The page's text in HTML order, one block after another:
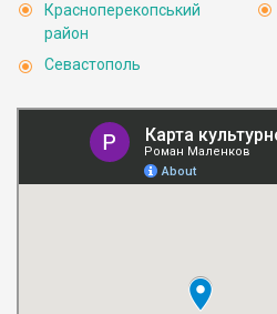
Красноперекопський
район
Севастополь